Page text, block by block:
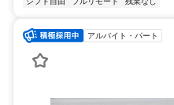
アルバイト・パート